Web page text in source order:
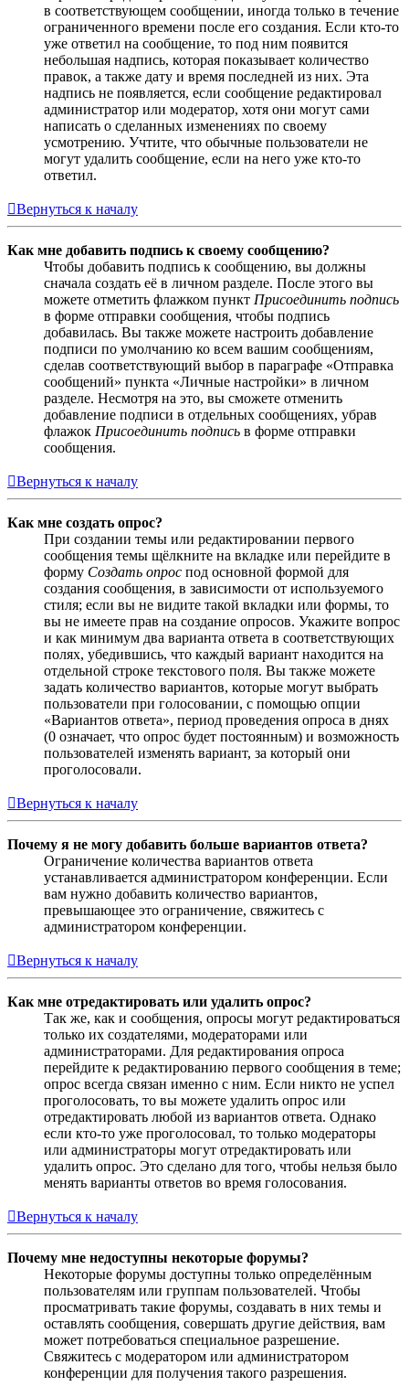
в соответствующем сообщении, иногда только в течение
ограниченного времени после его создания. Если кто-то
уже ответил на сообщение, то под ним появится
небольшая надпись, которая показывает количество
правок, а также дату и время последней из них. Эта
надпись не появляется, если сообщение редактировал
администратор или модератор, хотя они могут сами
написать о сделанных изменениях по своему
усмотрению. Учтите, что обычные пользователи не
могут удалить сообщение, если на него уже кто-то
ответил.
Вернуться к началу
Как мне добавить подпись к своему сообщению?
Чтобы добавить подпись к сообщению, вы должны
сначала создать её в личном разделе. После этого вы
можете отметить флажком пункт Присоединить подпись
в форме отправки сообщения, чтобы подпись
добавилась. Вы также можете настроить добавление
подписи по умолчанию ко всем вашим сообщениям,
сделав соответствующий выбор в параграфе «Отправка
сообщений» пункта «Личные настройки» в личном
разделе. Несмотря на это, вы сможете отменить
добавление подписи в отдельных сообщениях, убрав
флажок Присоединить подпись в форме отправки
сообщения.
Вернуться к началу
Как мне создать опрос?
При создании темы или редактировании первого
сообщения темы щёлкните на вкладке или перейдите в
форму Создать опрос под основной формой для
создания сообщения, в зависимости от используемого
стиля; если вы не видите такой вкладки или формы, то
вы не имеете прав на создание опросов. Укажите вопрос
и как минимум два варианта ответа в соответствующих
полях, убедившись, что каждый вариант находится на
отдельной строке текстового поля. Вы также можете
задать количество вариантов, которые могут выбрать
пользователи при голосовании, с помощью опции
«Вариантов ответа», период проведения опроса в днях
(0 означает, что опрос будет постоянным) и возможность
пользователей изменять вариант, за который они
проголосовали.
Вернуться к началу
Почему я не могу добавить больше вариантов ответа?
Ограничение количества вариантов ответа
устанавливается администратором конференции. Если
вам нужно добавить количество вариантов,
превышающее это ограничение, свяжитесь с
администратором конференции.
Вернуться к началу
Как мне отредактировать или удалить опрос?
Так же, как и сообщения, опросы могут редактироваться
только их создателями, модераторами или
администраторами. Для редактирования опроса
перейдите к редактированию первого сообщения в теме;
опрос всегда связан именно с ним. Если никто не успел
проголосовать, то вы можете удалить опрос или
отредактировать любой из вариантов ответа. Однако
если кто-то уже проголосовал, то только модераторы
или администраторы могут отредактировать или
удалить опрос. Это сделано для того, чтобы нельзя было
менять варианты ответов во время голосования.
Вернуться к началу
Почему мне недоступны некоторые форумы?
Некоторые форумы доступны только определённым
пользователям или группам пользователей. Чтобы
просматривать такие форумы, создавать в них темы и
оставлять сообщения, совершать другие действия, вам
может потребоваться специальное разрешение.
Свяжитесь с модератором или администратором
конференции для получения такого разрешения.